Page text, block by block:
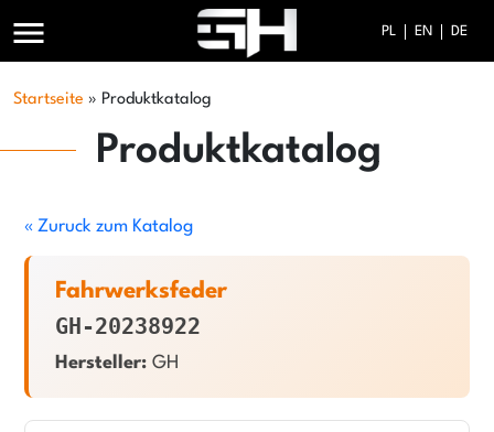
menu PL EN DE
Startseite » Produktkatalog
Produktkatalog
« Zuruck zum Katalog
Fahrwerksfeder
GH-20238922
Hersteller: GH